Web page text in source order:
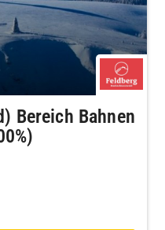
Bereich Bahnen